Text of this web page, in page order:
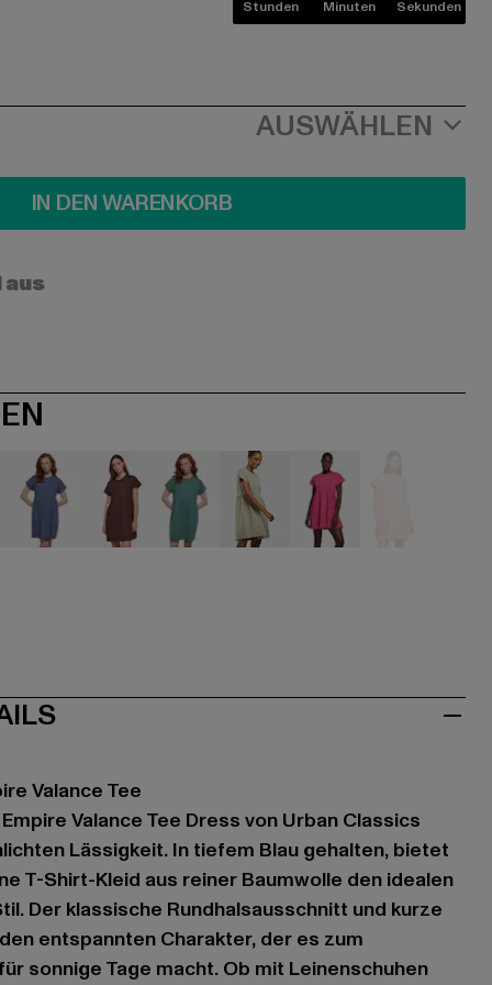
Stunden Minuten Sekunden
AUSWÄHLEN
IN DEN WARENKORB
Valance Tee
Valance Tee Dress von Urban Classics
Lässigkeit. In tiefem Blau gehalten, bietet
T-Shirt-Kleid aus reiner Baumwolle den idealen
Der klassische Rundhalsausschnitt und kurze
entspannten Charakter, der es zum
sonnige Tage macht. Ob mit Leinenschuhen